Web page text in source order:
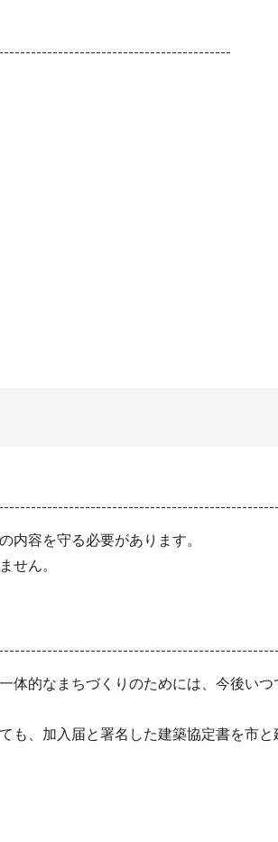
内容を守る必要があります。
せん。
体的なまちづくりのためには、今後い
も、加入届と署名した建築協定書を市